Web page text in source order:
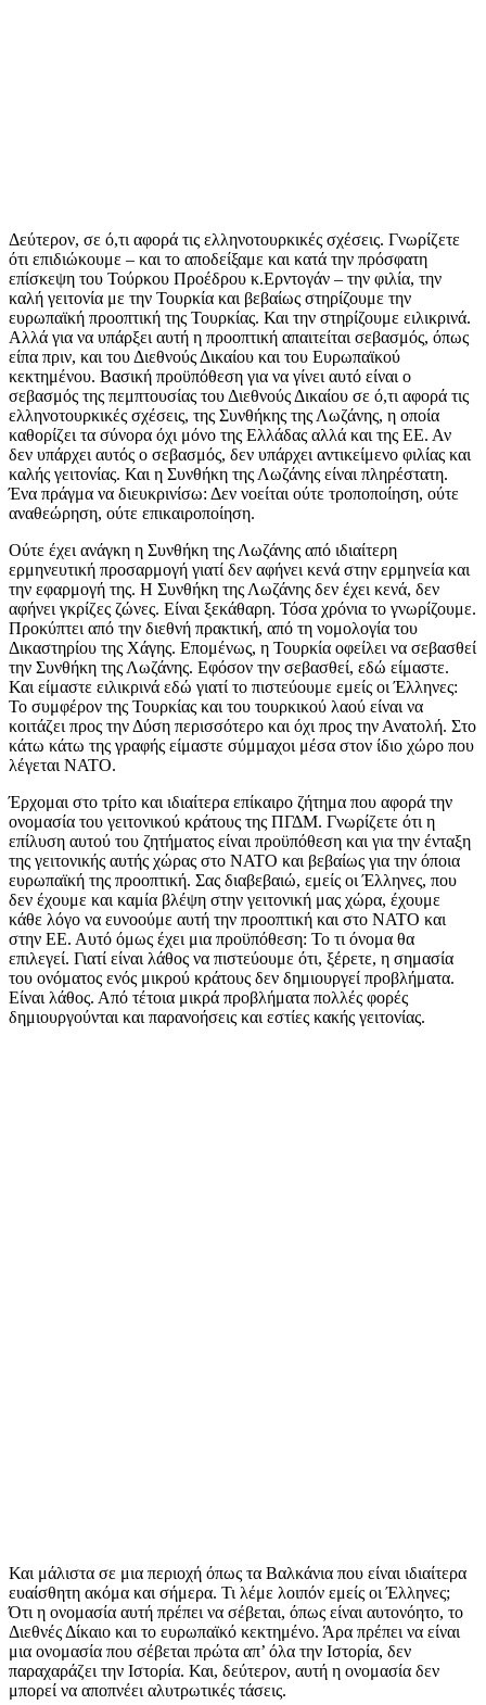
Δεύτερον, σε ό,τι αφορά τις ελληνοτουρκικές σχέσεις. Γνωρίζετε
ότι επιδιώκουμε – και το αποδείξαμε και κατά την πρόσφατη
επίσκεψη του Τούρκου Προέδρου κ.Ερντογάν – την φιλία, την
καλή γειτονία με την Τουρκία και βεβαίως στηρίζουμε την
ευρωπαϊκή προοπτική της Τουρκίας. Και την στηρίζουμε ειλικρινά.
Αλλά για να υπάρξει αυτή η προοπτική απαιτείται σεβασμός, όπως
είπα πριν, και του Διεθνούς Δικαίου και του Ευρωπαϊκού
κεκτημένου. Βασική προϋπόθεση για να γίνει αυτό είναι ο
σεβασμός της πεμπτουσίας του Διεθνούς Δικαίου σε ό,τι αφορά τις
ελληνοτουρκικές σχέσεις, της Συνθήκης της Λωζάνης, η οποία
καθορίζει τα σύνορα όχι μόνο της Ελλάδας αλλά και της ΕΕ. Αν
δεν υπάρχει αυτός ο σεβασμός, δεν υπάρχει αντικείμενο φιλίας και
καλής γειτονίας. Και η Συνθήκη της Λωζάνης είναι πληρέστατη.
Ένα πράγμα να διευκρινίσω: Δεν νοείται ούτε τροποποίηση, ούτε
αναθεώρηση, ούτε επικαιροποίηση.
Ούτε έχει ανάγκη η Συνθήκη της Λωζάνης από ιδιαίτερη
ερμηνευτική προσαρμογή γιατί δεν αφήνει κενά στην ερμηνεία και
την εφαρμογή της. Η Συνθήκη της Λωζάνης δεν έχει κενά, δεν
αφήνει γκρίζες ζώνες. Είναι ξεκάθαρη. Τόσα χρόνια το γνωρίζουμε.
Προκύπτει από την διεθνή πρακτική, από τη νομολογία του
Δικαστηρίου της Χάγης. Επομένως, η Τουρκία οφείλει να σεβασθεί
την Συνθήκη της Λωζάνης. Εφόσον την σεβασθεί, εδώ είμαστε.
Και είμαστε ειλικρινά εδώ γιατί το πιστεύουμε εμείς οι Έλληνες:
Το συμφέρον της Τουρκίας και του τουρκικού λαού είναι να
κοιτάζει προς την Δύση περισσότερο και όχι προς την Ανατολή. Στο
κάτω κάτω της γραφής είμαστε σύμμαχοι μέσα στον ίδιο χώρο που
λέγεται ΝΑΤΟ.
Έρχομαι στο τρίτο και ιδιαίτερα επίκαιρο ζήτημα που αφορά την
ονομασία του γειτονικού κράτους της ΠΓΔΜ. Γνωρίζετε ότι η
επίλυση αυτού του ζητήματος είναι προϋπόθεση και για την ένταξη
της γειτονικής αυτής χώρας στο ΝΑΤΟ και βεβαίως για την όποια
ευρωπαϊκή της προοπτική. Σας διαβεβαιώ, εμείς οι Έλληνες, που
δεν έχουμε και καμία βλέψη στην γειτονική μας χώρα, έχουμε
κάθε λόγο να ευνοούμε αυτή την προοπτική και στο ΝΑΤΟ και
στην ΕΕ. Αυτό όμως έχει μια προϋπόθεση: Το τι όνομα θα
επιλεγεί. Γιατί είναι λάθος να πιστεύουμε ότι, ξέρετε, η σημασία
του ονόματος ενός μικρού κράτους δεν δημιουργεί προβλήματα.
Είναι λάθος. Από τέτοια μικρά προβλήματα πολλές φορές
δημιουργούνται και παρανοήσεις και εστίες κακής γειτονίας.
Και μάλιστα σε μια περιοχή όπως τα Βαλκάνια που είναι ιδιαίτερα
ευαίσθητη ακόμα και σήμερα. Τι λέμε λοιπόν εμείς οι Έλληνες;
Ότι η ονομασία αυτή πρέπει να σέβεται, όπως είναι αυτονόητο, το
Διεθνές Δίκαιο και το ευρωπαϊκό κεκτημένο. Άρα πρέπει να είναι
μια ονομασία που σέβεται πρώτα απ’ όλα την Ιστορία, δεν
παραχαράζει την Ιστορία. Και, δεύτερον, αυτή η ονομασία δεν
μπορεί να αποπνέει αλυτρωτικές τάσεις.